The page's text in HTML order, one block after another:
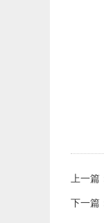
上一篇
下一篇